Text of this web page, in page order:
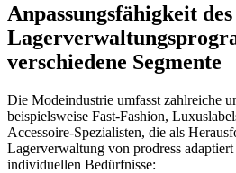
Anpassungsfähigkeit
verschiedene Segmente
Die Modeindustrie umfasst zahlreiche
beispielsweise Fast-Fashion,
Accessoire-Spezialisten, die als
Lagerverwaltung von prodress
individuellen Bedürfnisse: